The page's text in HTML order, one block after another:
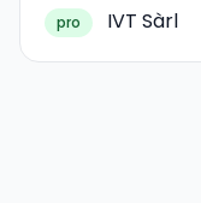
pro IVT Sàrl